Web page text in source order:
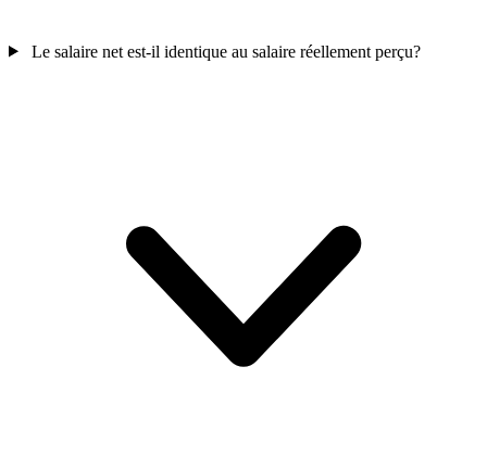
Le salaire net est-il identique au salaire réellement perçu?